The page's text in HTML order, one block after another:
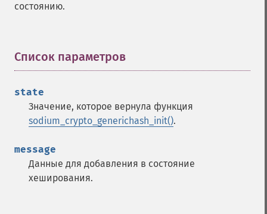
состоянию.
Список параметров
state
Значение, которое вернула функция
sodium_crypto_generichash_init().
message
Данные для добавления в состояние
хеширования.